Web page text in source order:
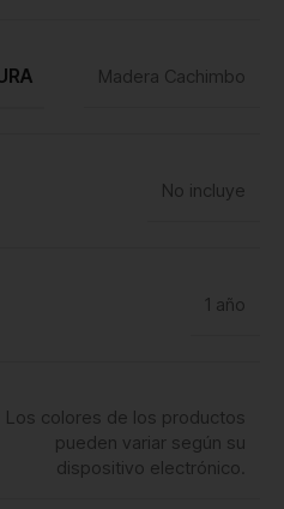
Madera Cachimbo
No incluye
1 año
Los colores de los productos
pueden variar según su
dispositivo electrónico.